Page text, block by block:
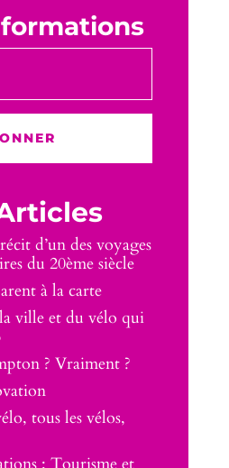
d’un des voyages
du 20ème siècle
à la carte
ville et du vélo qui
? Vraiment ?
tous les vélos,